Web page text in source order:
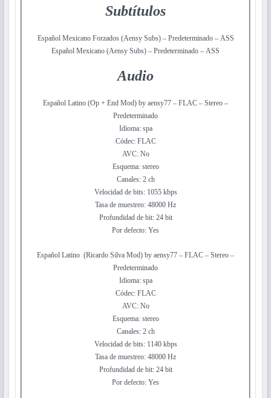
Subtítulos
Español Mexicano Forzados (Aensy Subs) – Predeterminado – ASS
Español Mexicano (Aensy Subs) – Predeterminado – ASS
Audio
Español Latino (Op + End Mod) by aensy77 – FLAC – Stereo –
Predeterminado
Idioma: spa
Códec: FLAC
AVC: No
Esquema: stereo
Canales: 2 ch
Velocidad de bits: 1055 kbps
Tasa de muestreo: 48000 Hz
Profundidad de bit: 24 bit
Por defecto: Yes
Español Latino (Ricardo Silva Mod) by aensy77 – FLAC – Stereo –
Predeterminado
Idioma: spa
Códec: FLAC
AVC: No
Esquema: stereo
Canales: 2 ch
Velocidad de bits: 1140 kbps
Tasa de muestreo: 48000 Hz
Profundidad de bit: 24 bit
Por defecto: Yes